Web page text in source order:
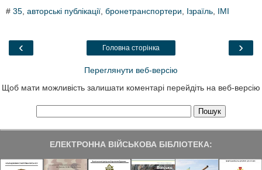
e
o
t
k
e
a
r
# 35 авторські публікації бронетранспортери Ізраїль IMI
‹ ›
Головна сторінка
Переглянути веб-версію
Щоб мати можливість залишати коментарі перейдіть на веб-версію
ЕЛЕКТРОННА ВІЙСЬКОВА БІБЛІОТЕКА: